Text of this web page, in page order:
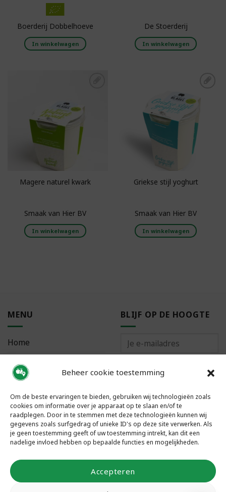
Beheer cookie toestemming
Om de beste ervaringen te bieden, gebruiken wij technologieën zoals
cookies om informatie over je apparaat op te slaan en/of te
raadplegen. Door in te stemmen met deze technologieën kunnen wij
gegevens zoals surfgedrag of unieke ID's op deze site verwerken. Als
je geen toestemming geeft of uw toestemming intrekt, kan dit een
nadelige invloed hebben op bepaalde functies en mogelijkheden.
Accepteren
Boerderij Dobbelhoeve
In winkelwagen
De Stoerderij
In winkelwagen
boodschappenlijst
Magere naturel kwark
Smaak van Hier BV
In winkelwagen
Toevoegen aan
boodschappenlijst
Griekse stijl yoghurt
Smaak van Hier BV
In winkelwagen
MENU
Home
Bestellen
Meest gestelde vragen
BLIJF OP DE HOOGTE
VOLG ONS